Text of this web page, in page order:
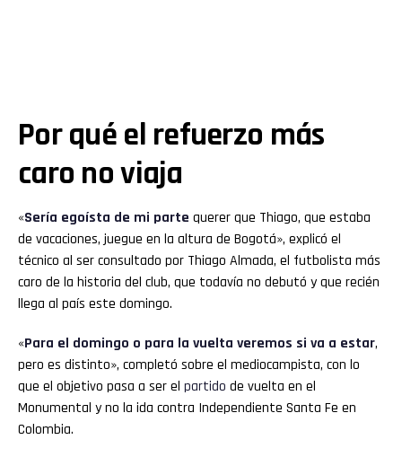
Por qué el refuerzo más
caro no viaja
«Sería egoísta de mi parte querer que Thiago, que estaba
de vacaciones, juegue en la altura de Bogotá», explicó el
técnico al ser consultado por Thiago Almada, el futbolista más
caro de la historia del club, que todavía no debutó y que recién
llega al país este domingo.
«Para el domingo o para la vuelta veremos si va a estar,
pero es distinto», completó sobre el mediocampista, con lo
que el objetivo pasa a ser el partido de vuelta en el
Monumental y no la ida contra Independiente Santa Fe en
Colombia.